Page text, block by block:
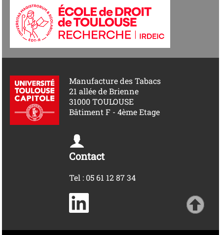
Manufacture des Tabacs
21 allée de Brienne
31000 TOULOUSE
Bâtiment F - 4ème Etage
Contact
Tel : 05 61 12 87 34